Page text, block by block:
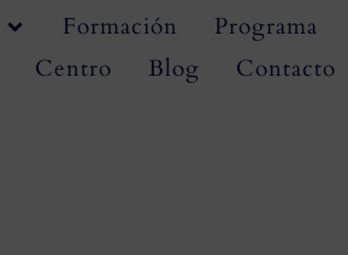
Formación
Programa
Centro
Blog Contacto